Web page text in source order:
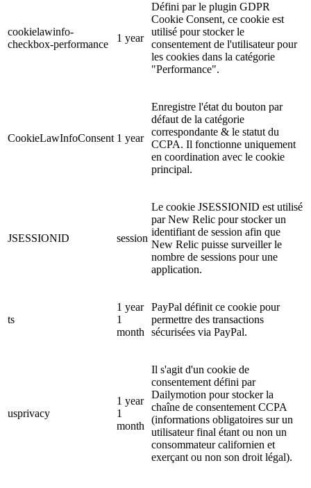
cookielawinfo-
checkbox-performance
1 year
Défini par le plugin GDPR
Cookie Consent, ce cookie est
utilisé pour stocker le
consentement de l'utilisateur pour
les cookies dans la catégorie
"Performance".
CookieLawInfoConsent 1 year
Enregistre l'état du bouton par
défaut de la catégorie
correspondante & le statut du
CCPA. Il fonctionne uniquement
en coordination avec le cookie
principal.
JSESSIONID session
Le cookie JSESSIONID est utilisé
par New Relic pour stocker un
identifiant de session afin que
New Relic puisse surveiller le
nombre de sessions pour une
application.
ts
1 year
1
month
PayPal définit ce cookie pour
permettre des transactions
sécurisées via PayPal.
usprivacy
1 year
1
month
Il s'agit d'un cookie de
consentement défini par
Dailymotion pour stocker la
chaîne de consentement CCPA
(informations obligatoires sur un
utilisateur final étant ou non un
consommateur californien et
exerçant ou non son droit légal).